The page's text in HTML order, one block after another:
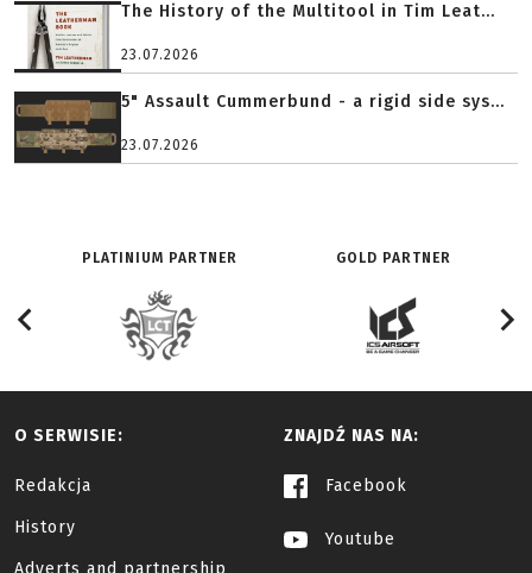
The History of the Multitool in Tim Leat...
23.07.2026
5" Assault Cummerbund - a rigid side sys...
23.07.2026
PLATINIUM PARTNER GOLD PARTNER
O SERWISIE:
Redakcja
History
Adverts and partnership
ZNAJDŹ NAS NA:
Facebook
Youtube